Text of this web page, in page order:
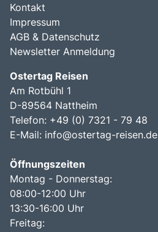
Kontakt
Impressum
AGB & Datenschutz
Newsletter Anmeldung
Ostertag Reisen
Am Rotbühl 1
D-89564 Nattheim
Telefon: +49 (0) 7321 - 79 48
E-Mail: info@ostertag-reisen.de
Öffnungszeiten
Montag - Donnerstag:
08:00-12:00 Uhr
13:30-16:00 Uhr
Freitag: